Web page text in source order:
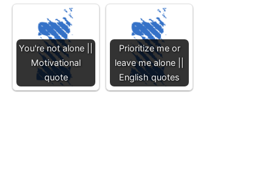
You're not alone ||
Motivational
quote
Prioritize me or
leave me alone ||
English quotes